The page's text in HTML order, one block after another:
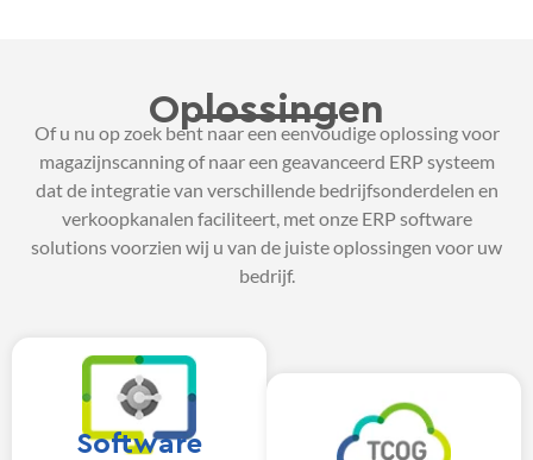
Oplossingen
Of u nu op zoek bent naar een eenvoudige oplossing voor
magazijnscanning of naar een geavanceerd ERP systeem
dat de integratie van verschillende bedrijfsonderdelen en
verkoopkanalen faciliteert, met onze ERP software
solutions voorzien wij u van de juiste oplossingen voor uw
bedrijf.
Software